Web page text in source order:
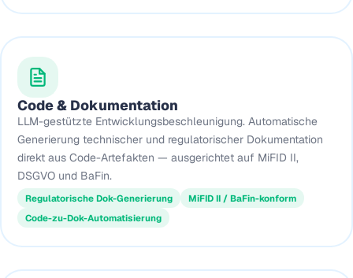
Code & Dokumentation
LLM-gestützte Entwicklungsbeschleunigung. Automatische
Generierung technischer und regulatorischer Dokumentation
direkt aus Code-Artefakten — ausgerichtet auf MiFID II,
DSGVO und BaFin.
Regulatorische Dok-Generierung
MiFID II / BaFin-konform
Code-zu-Dok-Automatisierung